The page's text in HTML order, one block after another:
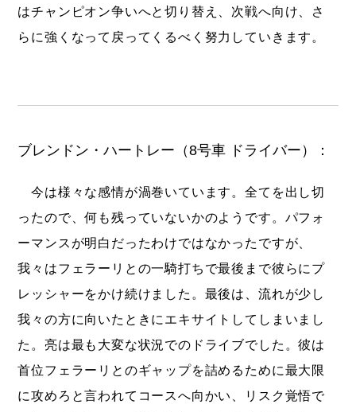
はチャンピオン争いへと切り替え、次戦へ向け、さ
らに強くなって戻ってくるべく努力していきます。
ブレンドン・ハートレー（8号車 ドライバー）：
今は様々な感情が渦巻いています。全てを出し切
ったので、何も残っていないかのようです。パフォ
ーマンスが明白だったわけではなかったですが、
我々はフェラーリとの一騎打ちで最後まで彼らにプ
レッシャーをかけ続けました。最後は、流れが少し
我々の方に向いたときにエキサイトしてしまいまし
た。亮は最も大変な状況でのドライブでした。彼は
首位フェラーリとのギャップを詰めるために最大限
に攻めろと言われてコースへ向かい、リスク覚悟で